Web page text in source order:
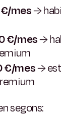
mes→
€/mes→
€/mes→
segons: